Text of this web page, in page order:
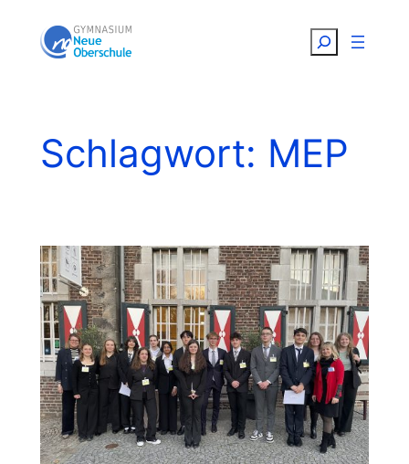
Inhalt
Suchen
Schlagwort: MEP